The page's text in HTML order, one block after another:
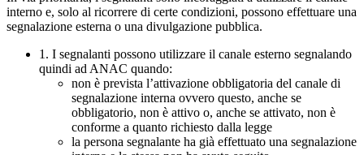
interno e, solo al ricorrere di certe condizioni, possono effettuare una
segnalazione esterna o una divulgazione pubblica.
1. I segnalanti possono utilizzare il canale esterno segnalando
quindi ad ANAC quando:
non è prevista l’attivazione obbligatoria del canale di
segnalazione interna ovvero questo, anche se
obbligatorio, non è attivo o, anche se attivato, non è
conforme a quanto richiesto dalla legge
la persona segnalante ha già effettuato una segnalazione